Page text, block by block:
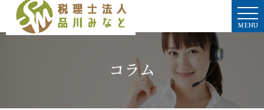
MENU
コラム